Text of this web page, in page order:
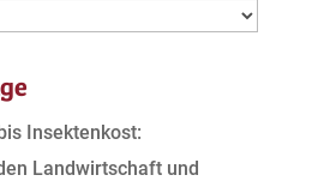
Insektenkost:
Landwirtschaft und